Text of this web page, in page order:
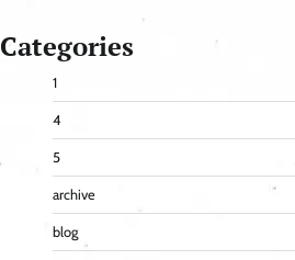
Categories
1
4
5
archive
blog